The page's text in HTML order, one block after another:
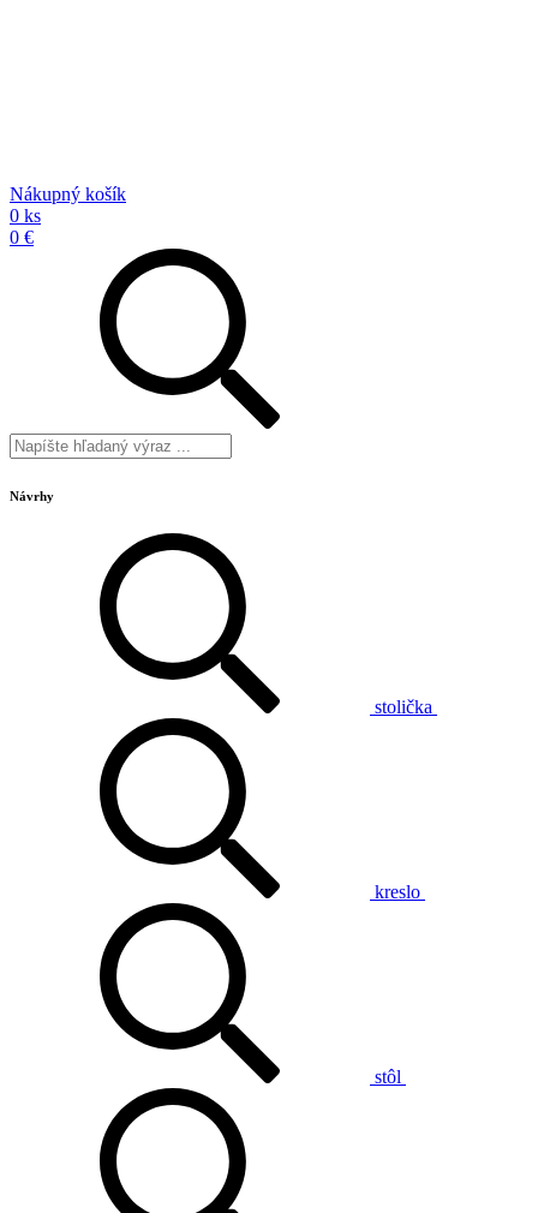
Nákupný košík
0 ks
0 €
Návrhy
stolička
kreslo
stôl